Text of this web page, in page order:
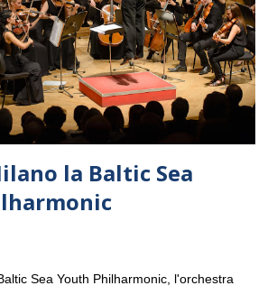
la Baltic Sea
Sea Youth Philharmonic, l'orchestra